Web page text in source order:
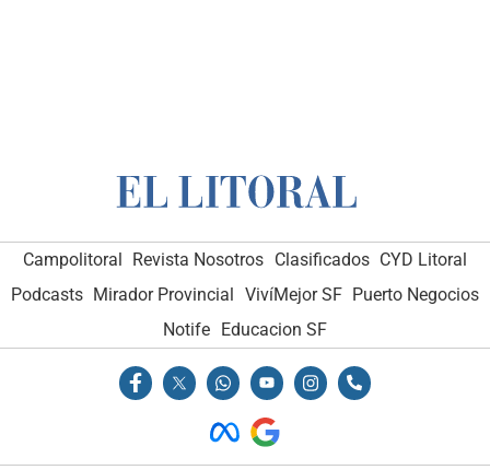
Campolitoral Revista Nosotros Clasificados CYD Litoral
Podcasts Mirador Provincial VivíMejor SF Puerto Negocios
Notife
Educacion SF